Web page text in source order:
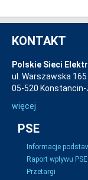
KONTAKT
Polskie Sieci
ul. Warszawska 165
05-520
więcej
PSE
Informacje
Raport wpływu PSE
Przetargi